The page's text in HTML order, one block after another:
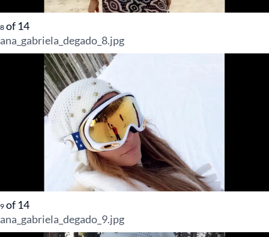
8 of 14
ana_gabriela_degado_8.jpg
9 of 14
ana_gabriela_degado_9.jpg